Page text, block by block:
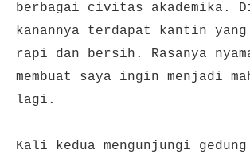
berbagai civitas akademika.
kanannya terdapat kantin
rapi dan bersih. Rasanya
membuat saya ingin menjadi
lagi.
Kali kedua mengunjungi